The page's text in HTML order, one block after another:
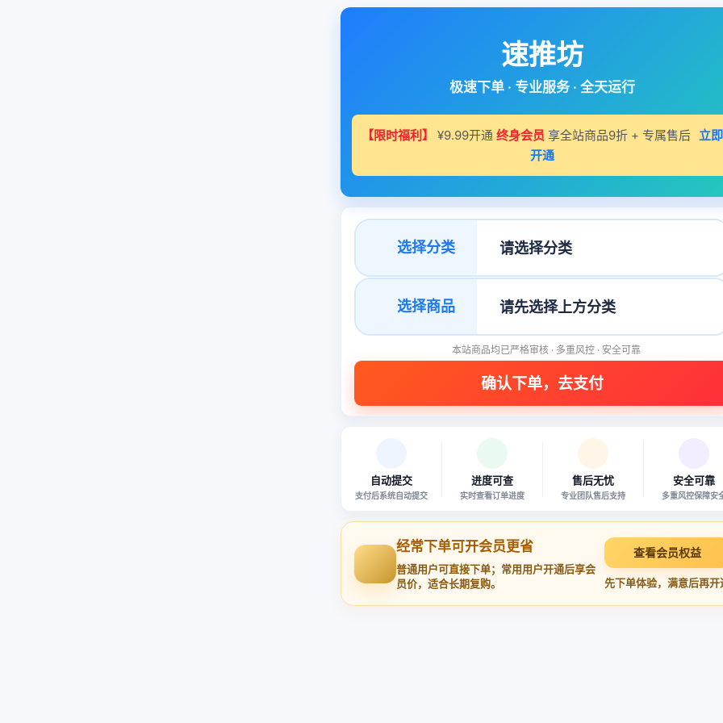
速推坊
极速下单 · 专业服务 · 全天运行
【限时福利】 ¥9.99开通 终身会员 享全站商品9折 + 专属售后 立即
开通
选择分类
选择商品
本站商品均已严格审核 · 多重风控 · 安全可靠
自动提交
支付后系统自动提交
进度可查
实时查看订单进度
售后无忧
专业团队售后支持
安全可靠
多重风控保障安
经常下单可开会员更省
普通用户可直接下单；常用用户开通后享会
员价，适合长期复购。
查看会员权益
先下单体验，满意后再开